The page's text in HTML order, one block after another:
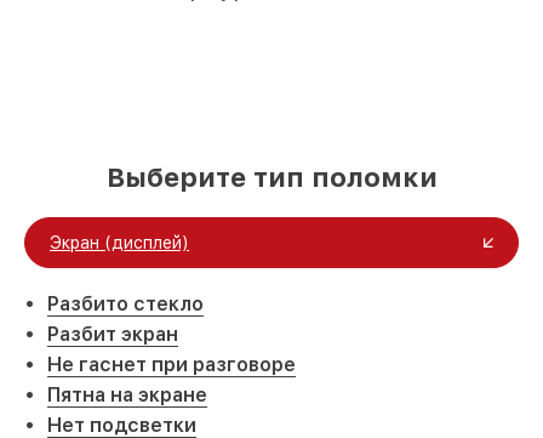
Выберите тип поломки
Экран (дисплей)
Разбито стекло
Разбит экран
Не гаснет при разговоре
Пятна на экране
Нет подсветки